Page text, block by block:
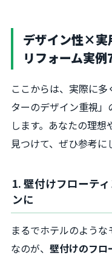
デザイン性×実
リフォーム実例
ここからは、実際に
ターのデザイン重視
します。あなたの理
見つけて、ぜひ参考に
1. 壁付けフローテ
ンに
まるでホテルのよう
なのが、 壁付けのフロ